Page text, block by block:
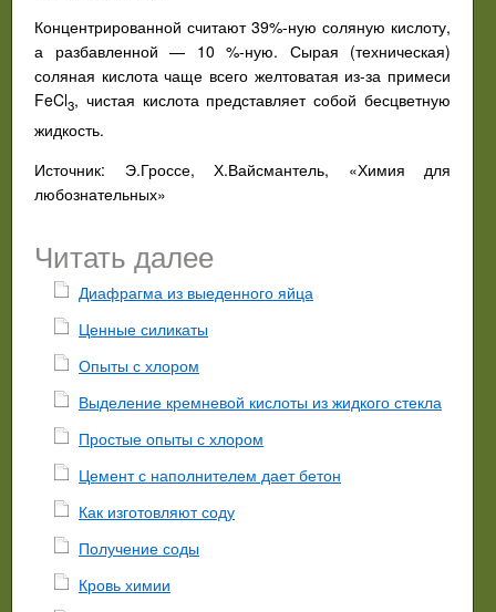
Концентрированной считают 39%-ную соляную кислоту,
а разбавленной — 10 %-ную. Сырая (техническая)
соляная кислота чаще всего желтоватая из-за примеси
FeCl3, чистая кислота представляет собой бесцветную
жидкость.
Источник: Э.Гроссе, Х.Вайсмантель, «Химия для
любознательных»
Читать далее
Диафрагма из выеденного яйца
Ценные силикаты
Опыты с хлором
Выделение кремневой кислоты из жидкого стекла
Простые опыты с хлором
Цемент с наполнителем дает бетон
Как изготовляют соду
Получение соды
Кровь химии